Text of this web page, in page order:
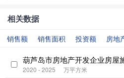
相关数据
销售额 销售面积 投资额 房地
葫芦岛市房地产开发企业房屋
2020 - 2025 万平方米